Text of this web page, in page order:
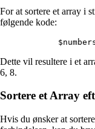
For at sortere et array i
følgende kode:
Dette vil resultere i et
6, 8.
Sortere et Array
Hvis du ønsker at